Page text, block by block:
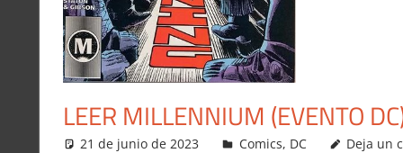
LEER MILLENNIUM (EVENTO
21 de junio de 2023 Carlitox Banana
Comics, DC Deja un